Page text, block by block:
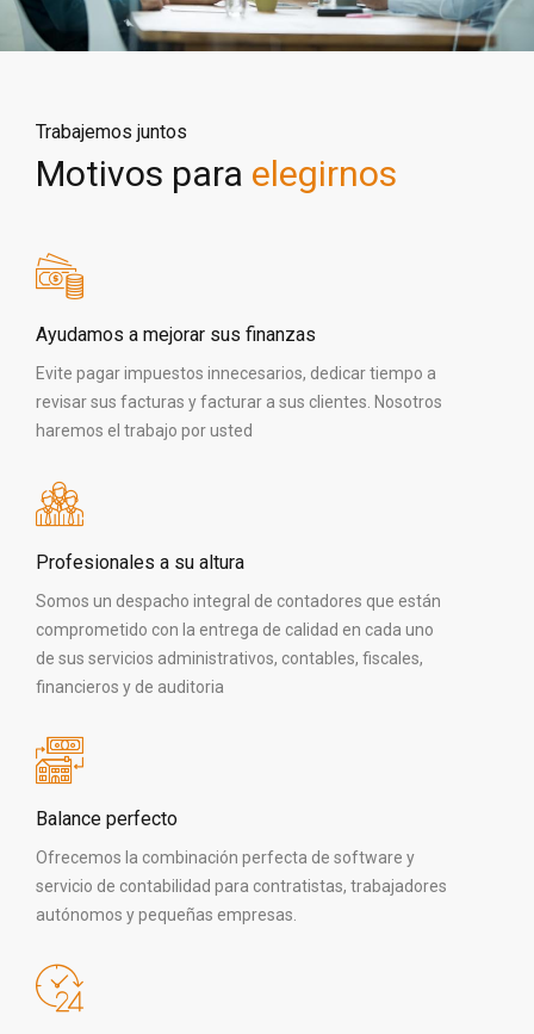
Trabajemos juntos
Motivos para elegirnos
Ayudamos a mejorar sus finanzas
Evite pagar impuestos innecesarios, dedicar tiempo a
revisar sus facturas y facturar a sus clientes. Nosotros
haremos el trabajo por usted
Profesionales a su altura
Somos un despacho integral de contadores que están
comprometido con la entrega de calidad en cada uno
de sus servicios administrativos, contables, fiscales,
financieros y de auditoria
Balance perfecto
Ofrecemos la combinación perfecta de software y
servicio de contabilidad para contratistas, trabajadores
autónomos y pequeñas empresas.